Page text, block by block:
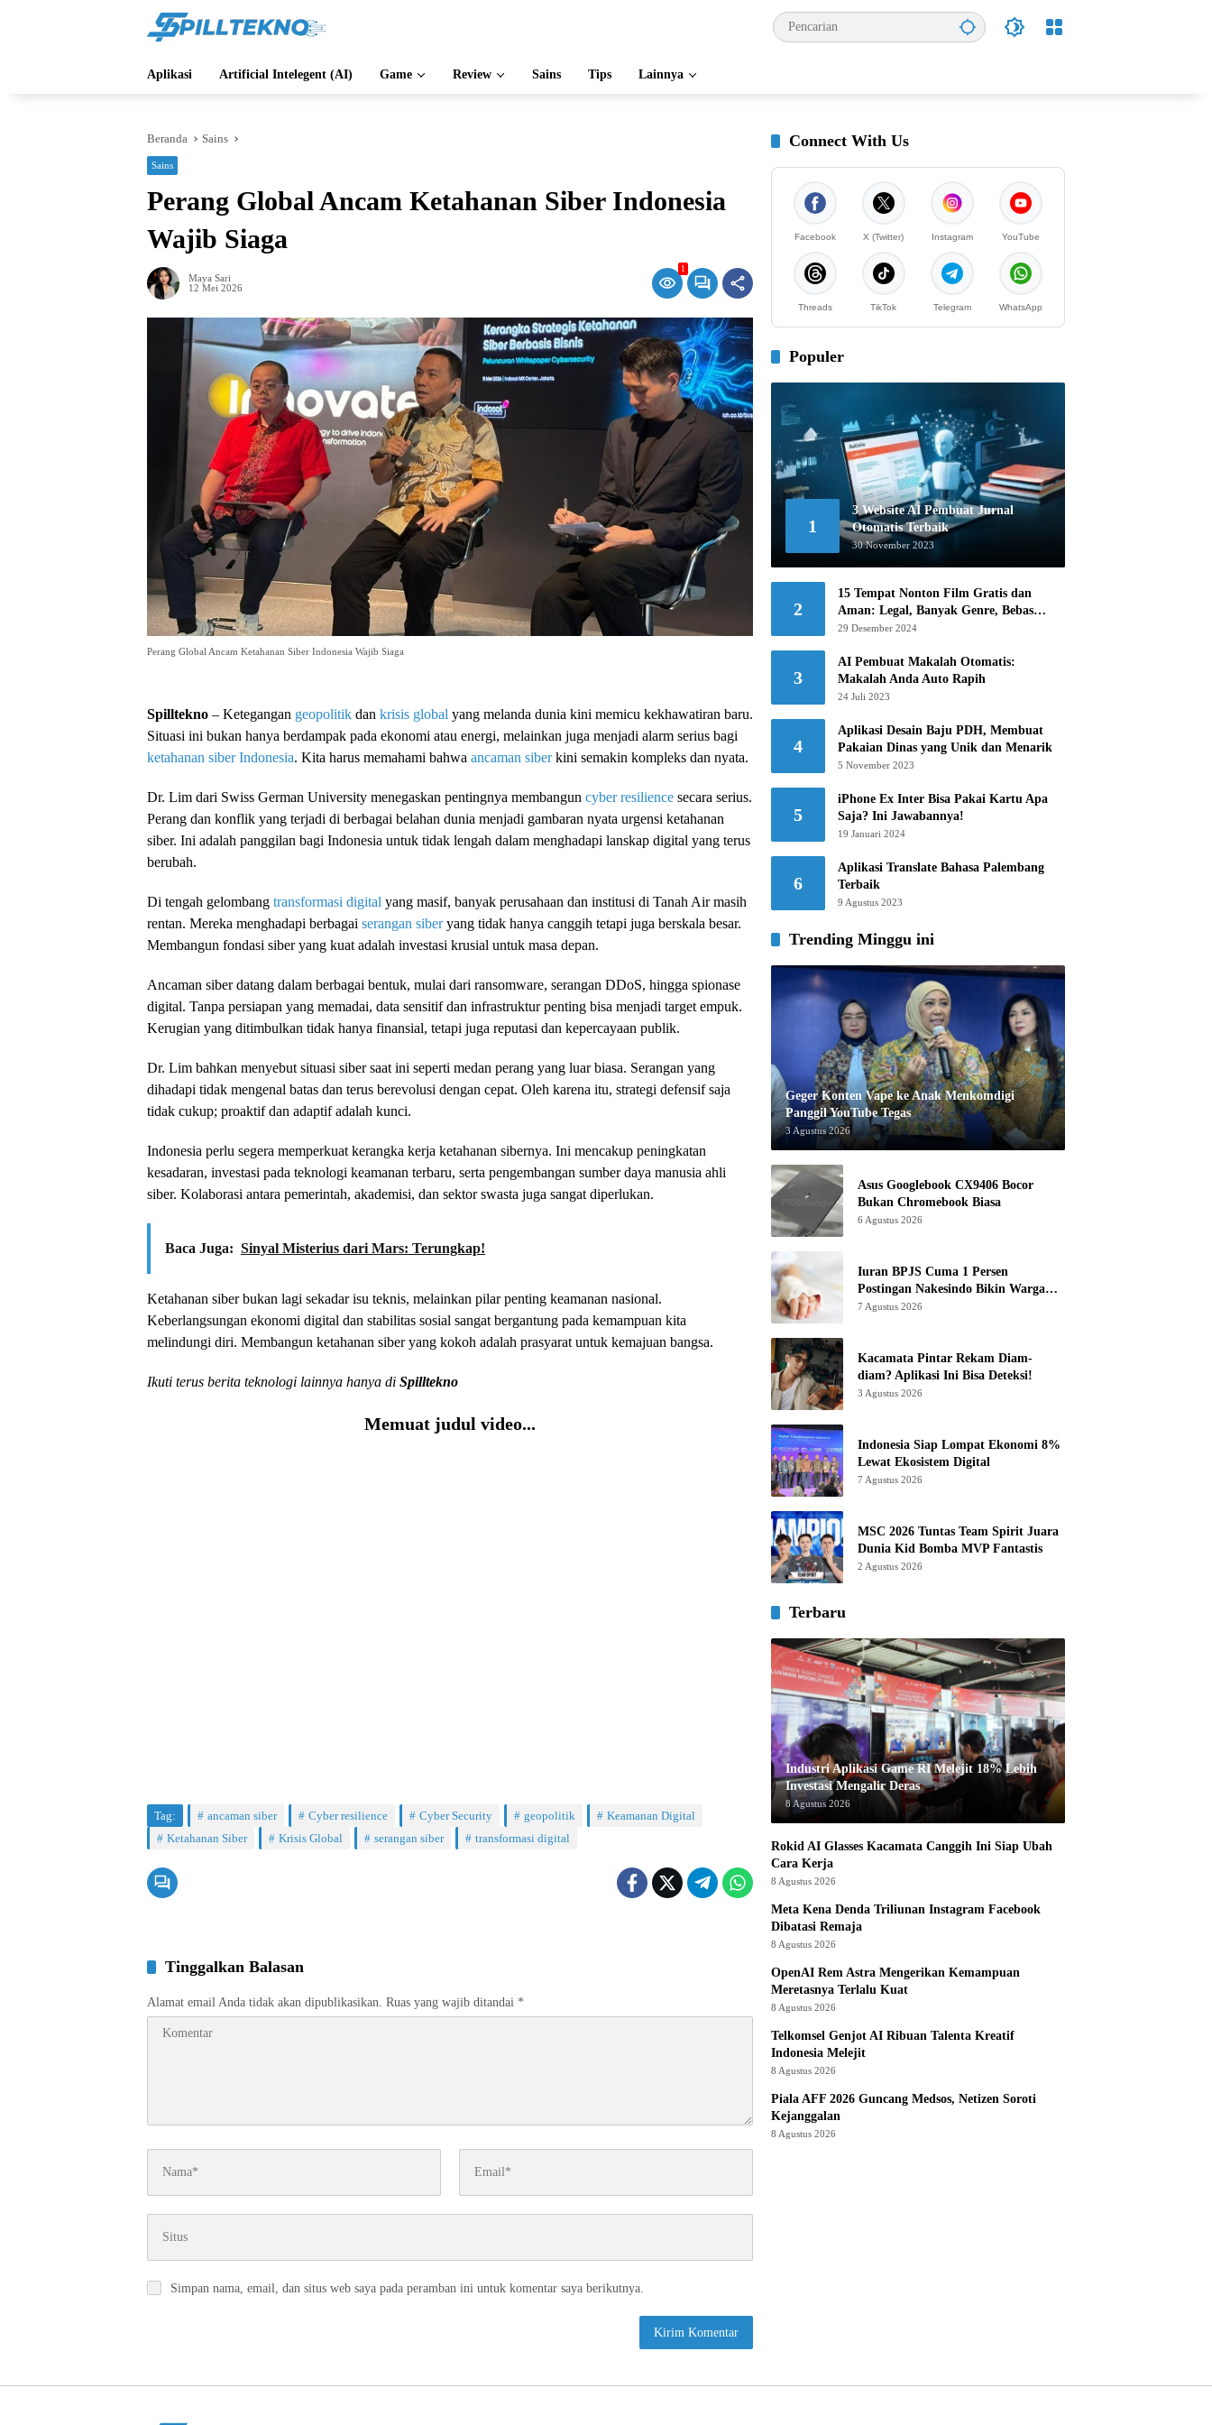
Aplikasi Artificial Intelegent (AI) Game Review Sains Tips Lainnya
Beranda Sains
Sains
Perang Global Ancam Ketahanan Siber Indonesia
Wajib Siaga
Maya Sari
12 Mei 2026
1
Perang Global Ancam Ketahanan Siber Indonesia Wajib Siaga
Spilltekno – Ketegangan geopolitik dan krisis global yang melanda dunia kini memicu kekhawatiran baru.
Situasi ini bukan hanya berdampak pada ekonomi atau energi, melainkan juga menjadi alarm serius bagi
ketahanan siber Indonesia. Kita harus memahami bahwa ancaman siberkini semakin kompleks dan nyata.
Dr. Lim dari Swiss German University menegaskan pentingnya membangun cyber resilience secara serius.
Perang dan konflik yang terjadi di berbagai belahan dunia menjadi gambaran nyata urgensi ketahanan
siber. Ini adalah panggilan bagi Indonesia untuk tidak lengah dalam menghadapi lanskap digital yang terus
berubah.
Di tengah gelombang transformasi digital yang masif, banyak perusahaan dan institusi di Tanah Air masih
rentan. Mereka menghadapi berbagai serangan siberyang tidak hanya canggih tetapi juga berskala besar.
Membangun fondasi siber yang kuat adalah investasi krusial untuk masa depan.
Ancaman siber datang dalam berbagai bentuk, mulai dari ransomware, serangan DDoS, hingga spionase
digital. Tanpa persiapan yang memadai, data sensitif dan infrastruktur penting bisa menjadi target empuk.
Kerugian yang ditimbulkan tidak hanya finansial, tetapi juga reputasi dan kepercayaan publik.
Dr. Lim bahkan menyebut situasi siber saat ini seperti medan perang yang luar biasa. Serangan yang
dihadapi tidak mengenal batas dan terus berevolusi dengan cepat. Oleh karena itu, strategi defensif saja
tidak cukup; proaktif dan adaptif adalah kunci.
Indonesia perlu segera memperkuat kerangka kerja ketahanan sibernya. Ini mencakup peningkatan
kesadaran, investasi pada teknologi keamanan terbaru, serta pengembangan sumber daya manusia ahli
siber. Kolaborasi antara pemerintah, akademisi, dan sektor swasta juga sangat diperlukan.
Baca Juga: Sinyal Misterius dari Mars: Terungkap!
Ketahanan siber bukan lagi sekadar isu teknis, melainkan pilar penting keamanan nasional.
Keberlangsungan ekonomi digital dan stabilitas sosial sangat bergantung pada kemampuan kita
melindungi diri. Membangun ketahanan siber yang kokoh adalah prasyarat untuk kemajuan bangsa.
Ikuti terus berita teknologi lainnya hanya di Spilltekno
Memuat judul video...
Tag: ancaman siber Cyber resilience Cyber Security geopolitik
Keamanan Digital
Ketahanan Siber
Krisis Global serangan siber transformasi digital
Tinggalkan Balasan
Alamat email Anda tidak akan dipublikasikan. Ruas yang wajib ditandai *
Simpan nama, email, dan situs web saya pada peramban ini untuk komentar saya berikutnya.
Connect With Us
Facebook X (Twitter) Instagram YouTube
Threads TikTok Telegram WhatsApp
Populer
1
3 Website AI Pembuat Jurnal
Otomatis Terbaik
30 November 2023
2
15 Tempat Nonton Film Gratis dan
Aman: Legal, Banyak Genre, Bebas
Khawatir!
29 Desember 2024
3
AI Pembuat Makalah Otomatis:
Makalah Anda Auto Rapih
24 Juli 2023
4
Aplikasi Desain Baju PDH, Membuat
Pakaian Dinas yang Unik dan Menarik
5 November 2023
5
iPhone Ex Inter Bisa Pakai Kartu Apa
Saja? Ini Jawabannya!
19 Januari 2024
6
Aplikasi Translate Bahasa Palembang
Terbaik
9 Agustus 2023
Trending Minggu ini
Geger Konten Vape ke Anak Menkomdigi
Panggil YouTube Tegas
3 Agustus 2026
Asus Googlebook CX9406 Bocor
Bukan Chromebook Biasa
6 Agustus 2026
Iuran BPJS Cuma 1 Persen
Postingan Nakesindo Bikin Warganet
Murka
7 Agustus 2026
Kacamata Pintar Rekam Diam-
diam? Aplikasi Ini Bisa Deteksi!
3 Agustus 2026
Indonesia Siap Lompat Ekonomi 8%
Lewat Ekosistem Digital
7 Agustus 2026
MSC 2026 Tuntas Team Spirit Juara
Dunia Kid Bomba MVP Fantastis
2 Agustus 2026
Terbaru
Industri Aplikasi Game RI Melejit 18% Lebih
Investasi Mengalir Deras
8 Agustus 2026
Rokid AI Glasses Kacamata Canggih Ini Siap Ubah
Cara Kerja
8 Agustus 2026
Meta Kena Denda Triliunan Instagram Facebook
Dibatasi Remaja
8 Agustus 2026
OpenAI Rem Astra Mengerikan Kemampuan
Meretasnya Terlalu Kuat
8 Agustus 2026
Telkomsel Genjot AI Ribuan Talenta Kreatif
Indonesia Melejit
8 Agustus 2026
Piala AFF 2026 Guncang Medsos, Netizen Soroti
Kejanggalan
8 Agustus 2026